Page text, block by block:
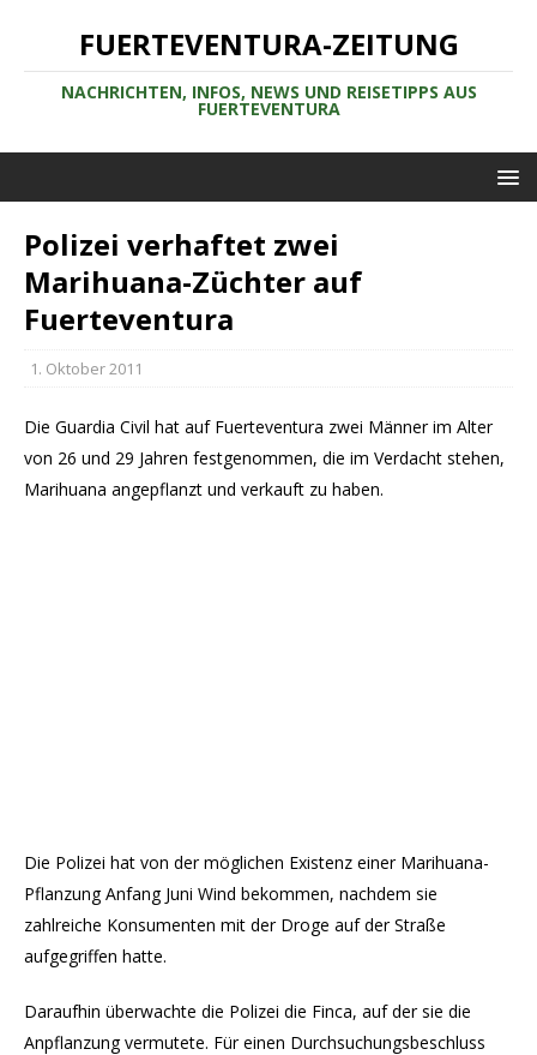
FUERTEVENTURA-ZEITUNG
NACHRICHTEN, INFOS, NEWS UND REISETIPPS AUS
FUERTEVENTURA
Polizei verhaftet zwei
Marihuana-Züchter auf
Fuerteventura
1. Oktober 2011
Die Guardia Civil hat auf Fuerteventura zwei Männer im Alter
von 26 und 29 Jahren festgenommen, die im Verdacht stehen,
Marihuana angepflanzt und verkauft zu haben.
Die Polizei hat von der möglichen Existenz einer Marihuana-
Pflanzung Anfang Juni Wind bekommen, nachdem sie
zahlreiche Konsumenten mit der Droge auf der Straße
aufgegriffen hatte.
Daraufhin überwachte die Polizei die Finca, auf der sie die
Anpflanzung vermutete. Für einen Durchsuchungsbeschluss